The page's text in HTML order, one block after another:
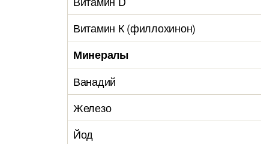
Витамин К (филлохинон)
Минералы
Ванадий
Железо
Йод